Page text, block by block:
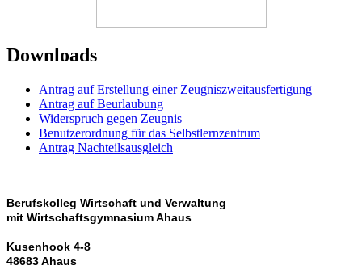
Downloads
Antrag auf Erstellung einer Zeugniszweitausfertigung
Antrag auf Beurlaubung
Widerspruch gegen Zeugnis
Benutzerordnung für das Selbstlernzentrum
Antrag Nachteilsausgleich
Berufskolleg Wirtschaft und Verwaltung
mit Wirtschaftsgymnasium Ahaus
Kusenhook 4-8
48683 Ahaus